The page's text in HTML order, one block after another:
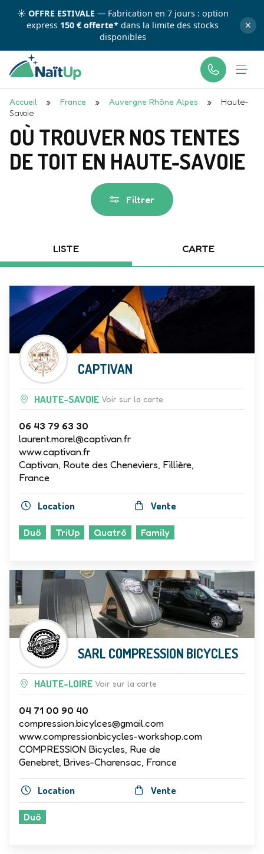
☀️ OFFRE ESTIVALE— Fabrication en 7 jours : option
express 150 € offerte* dans la limite des stocks
disponibles
✕
Accueil » France » Auvergne Rhône Alpes »
Haute-
Savoie
OÙ TROUVER NOS TENTES
DE TOIT EN HAUTE-SAVOIE
Filtrer
LISTE CARTE
CAPTIVAN
HAUTE-SAVOIE Voir sur la carte
06 43 79 63 30
laurent.morel@captivan.fr
www.captivan.fr
Captivan, Route des Cheneviers, Fillière,
France
Location Vente
Duö TriUp Quatrö Family
SARL COMPRESSION BICYCLES
HAUTE-LOIRE Voir sur la carte
04 71 00 90 40
compression.bicylces@gmail.com
www.compressionbicycles-workshop.com
COMPRESSION Bicycles, Rue de
Genebret, Brives-Charensac, France
Location Vente
Duö